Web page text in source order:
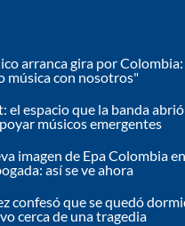
arranca gira por
música con nosotros"
el espacio que la banda
músicos emergentes
imagen de Epa Colombia
así se ve ahora
confesó que se quedó
cerca de una tragedia